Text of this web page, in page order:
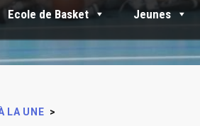
Ecole de Basket Jeunes
LA UNE >